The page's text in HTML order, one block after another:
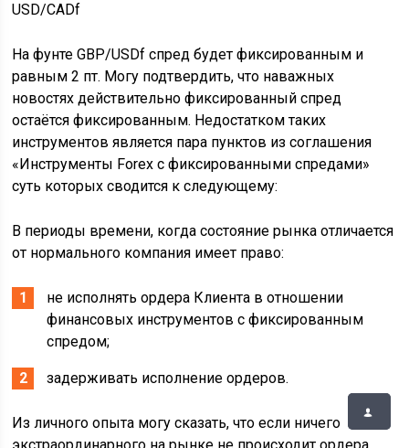
USD/CADf
На фунте GBP/USDf спред будет фиксированным и
равным 2 пт. Могу подтвердить, что наважных
новостях действительно фиксированный спред
остаётся фиксированным. Недостатком таких
инструментов является пара пунктов из соглашения
«Инструменты Forex с фиксированными спредами»
суть которых сводится к следующему:
В периоды времени, когда состояние рынка отличается
от нормального компания имеет право:
не исполнять ордера Клиента в отношении
финансовых инструментов с фиксированным
спредом;
задерживать исполнение ордеров.
Из личного опыта могу сказать, что если ничего